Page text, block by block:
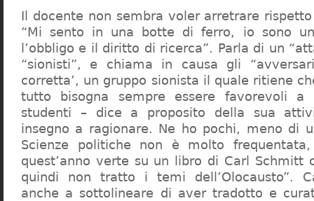
Il docente non sembra voler arretrare
“Mi sento in una botte di ferro, io sono
l’obbligo e il diritto di ricerca”. Parla di un
“sionisti”, e chiama in causa gli
corretta’, un gruppo sionista il quale ritiene
tutto bisogna sempre essere favorevoli a
studenti – dice a proposito della sua
insegno a ragionare. Ne ho pochi, meno di
Scienze politiche non è molto
quest’anno verte su un libro di Carl Schmitt
quindi non tratto i temi dell’Olocausto”.
anche a sottolineare di aver tradotto e